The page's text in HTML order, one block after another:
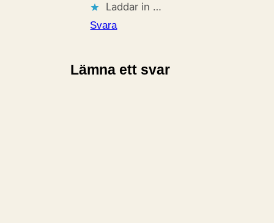
Laddar in …
Svara
Lämna ett svar